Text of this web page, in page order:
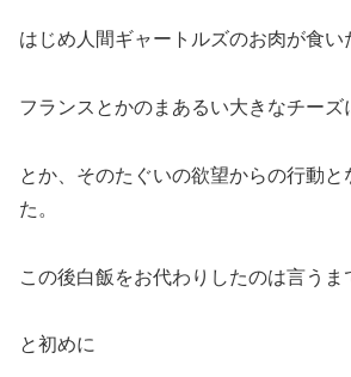
はじめ人間ギャートルズのお肉が食い
フランスとかのまあるい大きなチーズ
とか、そのたぐいの欲望からの行動と
た。
この後白飯をお代わりしたのは言うま
と初めに